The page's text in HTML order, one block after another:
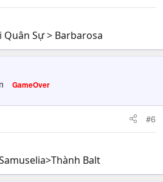
Quân Sự > Barbarosa
GameOver
#6
Balt